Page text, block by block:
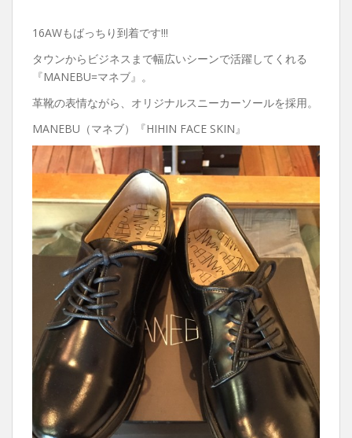
16AWもばっちり到着です!!!
タウンからビジネスまで幅広いシーンで活躍してくれる
『MANEBU=マネブ』。
革靴の表情ながら、オリジナルスニーカーソールを採用。
MANEBU（マネブ）『HIHIN FACE SKIN』